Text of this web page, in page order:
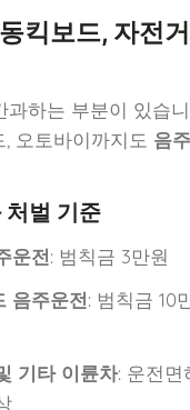
킥보드, 자전
과하는 부분이 있습
오토바이까지도 음
처벌 기준
운전: 범칙금 3만원
음주운전: 범칙금 10
기타 이륜차: 운전면